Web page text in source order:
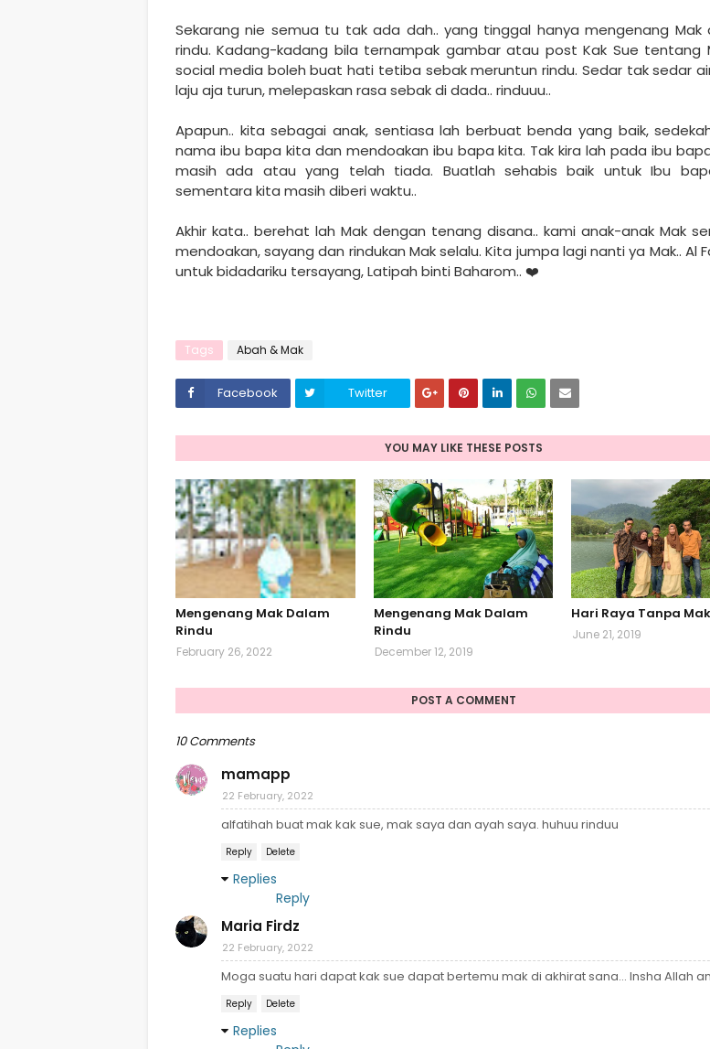
Sekarang nie semua tu tak ada dah.. yang tinggal hanya mengenang Mak
rindu. Kadang-kadang bila ternampak gambar atau post Kak Sue tentang
social media boleh buat hati tetiba sebak meruntun rindu. Sedar tak sedar
laju aja turun, melepaskan rasa sebak di dada.. rinduuu..
Apapun.. kita sebagai anak, sentiasa lah berbuat benda yang baik,
nama ibu bapa kita dan mendoakan ibu bapa kita. Tak kira lah pada ibu
masih ada atau yang telah tiada. Buatlah sehabis baik untuk Ibu
sementara kita masih diberi waktu..
Akhir kata.. berehat lah Mak dengan tenang disana.. kami anak-anak Mak
mendoakan, sayang dan rindukan Mak selalu. Kita jumpa lagi nanti ya Mak.. Al
untuk bidadariku tersayang, Latipah binti Baharom.. ❤️
Tags Abah & Mak
Facebook Twitter
YOU MAY LIKE THESE POSTS
Mengenang Mak Dalam
Rindu
February 26, 2022
Mengenang Mak Dalam
Rindu
December 12, 2019
Hari Raya Tanpa Mak
June 21, 2019
POST A COMMENT
10 Comments
mamapp
22 February, 2022
alfatihah buat mak kak sue, mak saya dan ayah saya. huhuu rinduu
Reply Delete
Replies
Reply
Maria Firdz
22 February, 2022
Moga suatu hari dapat kak sue dapat bertemu mak di akhirat sana... Insha Allah
Reply Delete
Replies